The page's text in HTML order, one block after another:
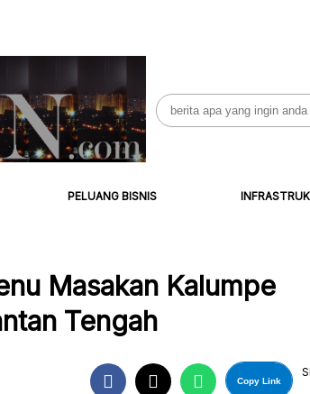
Search
for:
PELUANG BISNIS
Masakan Kalumpe
Tengah
Copy Link